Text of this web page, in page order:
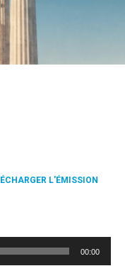
L'ÉMISSION
00:00